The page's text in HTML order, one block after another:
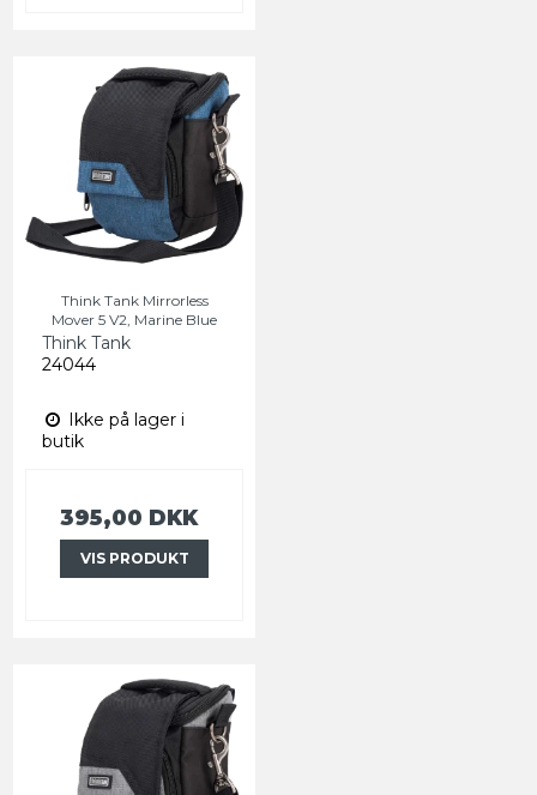
Think Tank Mirrorless
Mover 5 V2, Marine Blue
Think Tank
24044
Ikke på lager i
butik
395,00 DKK
VIS PRODUKT